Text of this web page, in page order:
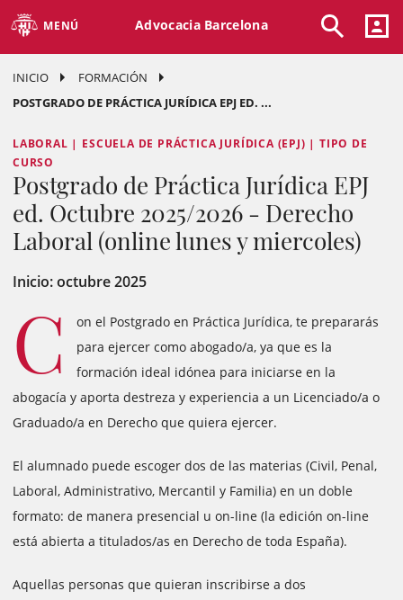
MENÚ Advocacia Barcelona
INICIO
FORMACIÓN
POSTGRADO DE PRÁCTICA JURÍDICA EPJ ED. ...
LABORAL | ESCUELA DE PRÁCTICA JURÍDICA (EPJ) | TIPO DE
CURSO
Postgrado de Práctica Jurídica EPJ
ed. Octubre 2025/2026 - Derecho
Laboral (online lunes y miercoles)
Inicio: octubre 2025
C
on el Postgrado en Práctica Jurídica, te prepararás
para ejercer como abogado/a, ya que es la
formación ideal idónea para iniciarse en la
abogacía y aporta destreza y experiencia a un Licenciado/a o
Graduado/a en Derecho que quiera ejercer.
El alumnado puede escoger dos de las materias (Civil, Penal,
Laboral, Administrativo, Mercantil y Familia) en un doble
formato: de manera presencial u on-line (la edición on-line
está abierta a titulados/as en Derecho de toda España).
Aquellas personas que quieran inscribirse a dos